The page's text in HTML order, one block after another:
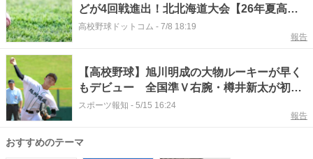
どが4回戦進出！北北海道大会【26年夏高校
野球】
高校野球ドットコム - 7/8 18:19
報告
【高校野球】旭川明成の大物ルーキーが早く
もデビュー 全国準Ｖ右腕・樽井新太が初登
板で３回０封「落ち着いて投げられた」
スポーツ報知 - 5/15 16:24
報告
おすすめのテーマ